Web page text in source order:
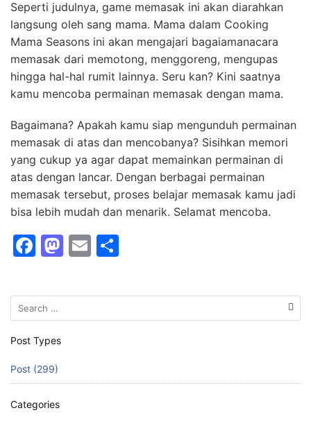
Seperti judulnya, game memasak ini akan diarahkan
langsung oleh sang mama. Mama dalam Cooking
Mama Seasons ini akan mengajari bagaiamanacara
memasak dari memotong, menggoreng, mengupas
hingga hal-hal rumit lainnya. Seru kan? Kini saatnya
kamu mencoba permainan memasak dengan mama.
Bagaimana? Apakah kamu siap mengunduh permainan
memasak di atas dan mencobanya? Sisihkan memori
yang cukup ya agar dapat memainkan permainan di
atas dengan lancar. Dengan berbagai permainan
memasak tersebut, proses belajar memasak kamu jadi
bisa lebih mudah dan menarik. Selamat mencoba.
F
c
e
b
o
k
M
st
n
E
ai ar
Search
for:
Post Types
Post (299)
Categories